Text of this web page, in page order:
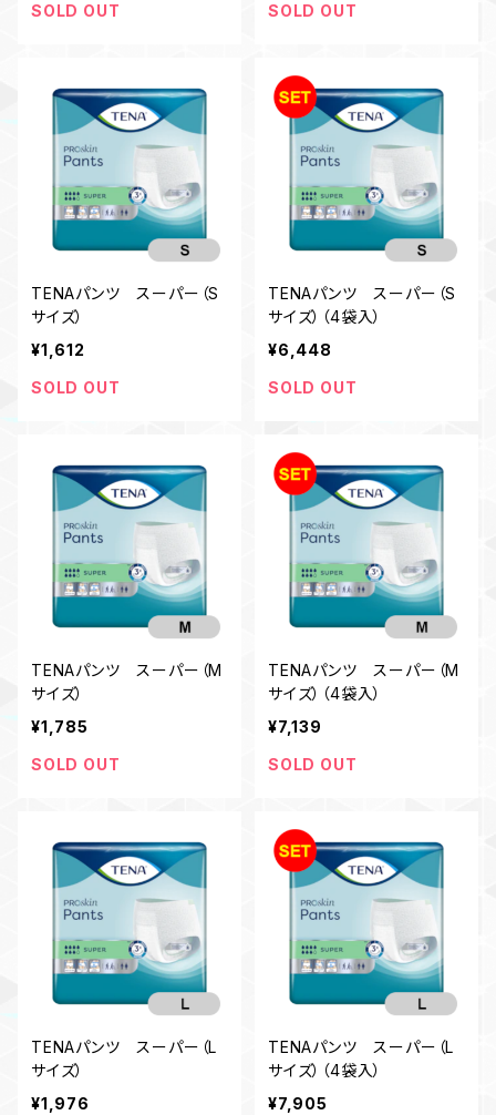
SOLD OUT
SOLD OUT
TENAパンツ スーパー（S
サイズ）
¥1,612
SOLD OUT
TENAパンツ スーパー（S
サイズ）（4袋入）
¥6,448
SOLD OUT
TENAパンツ スーパー（M
サイズ）
¥1,785
SOLD OUT
TENAパンツ スーパー（M
サイズ）（4袋入）
¥7,139
SOLD OUT
TENAパンツ スーパー（L
サイズ）
¥1,976
TENAパンツ スーパー（L
サイズ）（4袋入）
¥7,905